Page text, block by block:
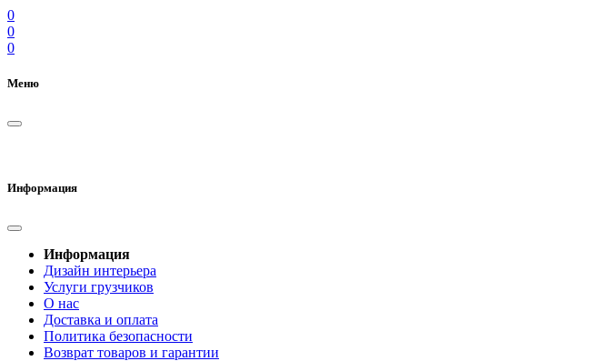
0
0
0
Меню
Информация
Информация
Дизайн интерьера
Услуги грузчиков
О нас
Доставка и оплата
Политика безопасности
Возврат товаров и гарантии